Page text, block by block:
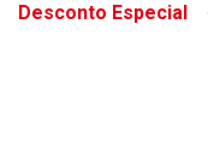
Desconto Especial